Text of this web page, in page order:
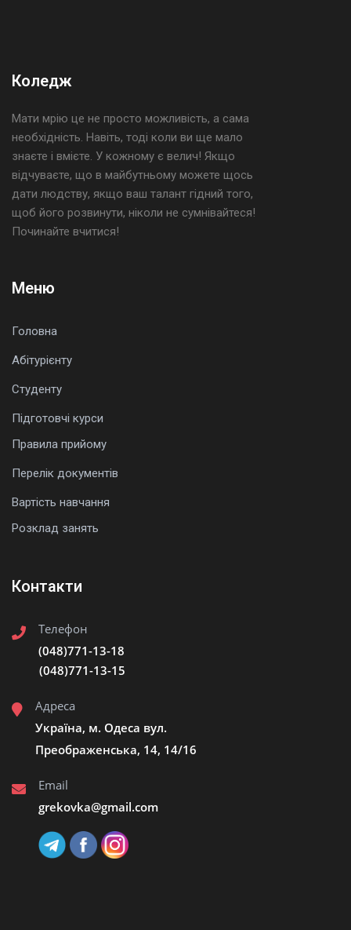
Коледж
Мати мрію це не просто можливість, а сама
необхідність. Навіть, тоді коли ви ще мало
знаєте і вмієте. У кожному є велич! Якщо
відчуваєте, що в майбутньому можете щось
дати людству, якщо ваш талант гідний того,
щоб його розвинути, ніколи не сумнівайтеся!
Починайте вчитися!
Меню
Головна
Абітурієнту
Студенту
Підготовчі курси
Правила прийому
Перелік документів
Вартість навчання
Розклад занять
Контакти
Телефон
(048)771-13-18
(048)771-13-15
Адреса
Україна, м. Одеса вул.
Преображенська, 14, 14/16
Email
grekovka@gmail.сom